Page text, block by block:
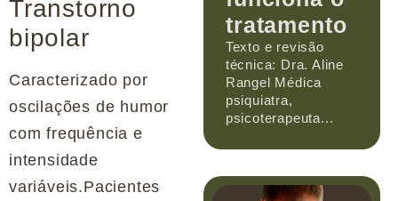
Transtorno
bipolar
Caracterizado por
oscilações de humor
com frequência e
intensidade
variáveis.Pacientes
tratamento
Texto e revisão
técnica: Dra. Aline
Rangel Médica
psiquiatra,
psicoterapeuta...